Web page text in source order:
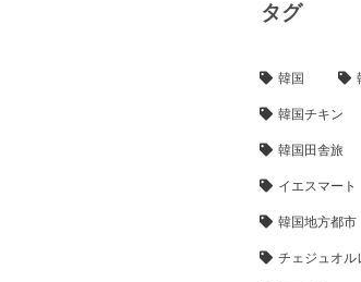
タグ
韓国
韓国チキン
韓国田舎旅
イエスマート
韓国地方都市
チェジュオル